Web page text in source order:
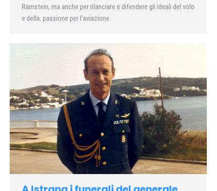
Ramstein, ma anche per rilanciare e difendere gli ideali del volo
e della, passione per l’aviazione